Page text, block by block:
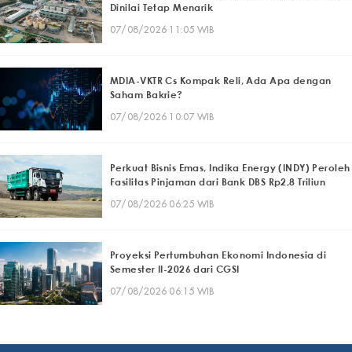
Dinilai Tetap Menarik
07/08/2026 11:05 WIB
MDIA-VKTR Cs Kompak Reli, Ada Apa dengan
Saham Bakrie?
07/08/2026 10:07 WIB
Perkuat Bisnis Emas, Indika Energy (INDY) Peroleh
Fasilitas Pinjaman dari Bank DBS Rp2,8 Triliun
07/08/2026 06:25 WIB
Proyeksi Pertumbuhan Ekonomi Indonesia di
Semester II-2026 dari CGSI
07/08/2026 06:15 WIB